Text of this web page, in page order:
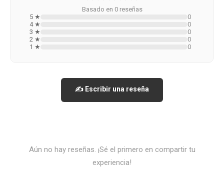
Basado en 0 reseñas
5 ★
0
4 ★
0
3 ★
0
2 ★
0
1 ★
0
✍️ Escribir una reseña
Aún no hay reseñas. ¡Sé el primero en compartir tu
experiencia!